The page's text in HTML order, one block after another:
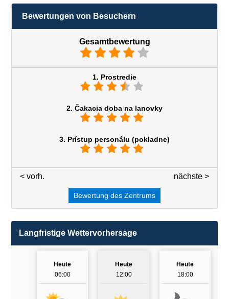
Bewertungen von Besuchern
Gesamtbewertung
1. Prostredie
2. Čakacia doba na lanovky
3. Prístup personálu (pokladne)
nächste >
< vorh.
Bewertung des Zentrums
Langfristige Wettervorhersage
Heute
06:00
Heute
12:00
Heute
18:00